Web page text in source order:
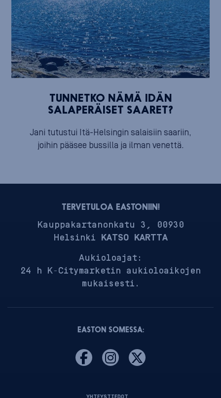
TUNNETKO NÄMÄ IDÄN
SALAPERÄISET SAARET?
Jani tutustui Itä-Helsingin salaisiin saariin,
joihin pääsee bussilla ja ilman venettä.
TERVETULOA EASTONIIN!
Kauppakartanonkatu 3, 00930
Helsinki KATSO KARTTA
Aukioloajat:
24 h K-Citymarketin aukioloaikojen
mukaisesti.
EASTON SOMESSA: